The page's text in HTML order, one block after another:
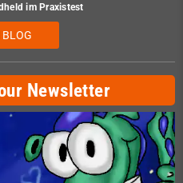
im Praxistest
Newsletter